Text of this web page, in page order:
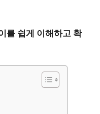
를 쉽게 이해하고 확